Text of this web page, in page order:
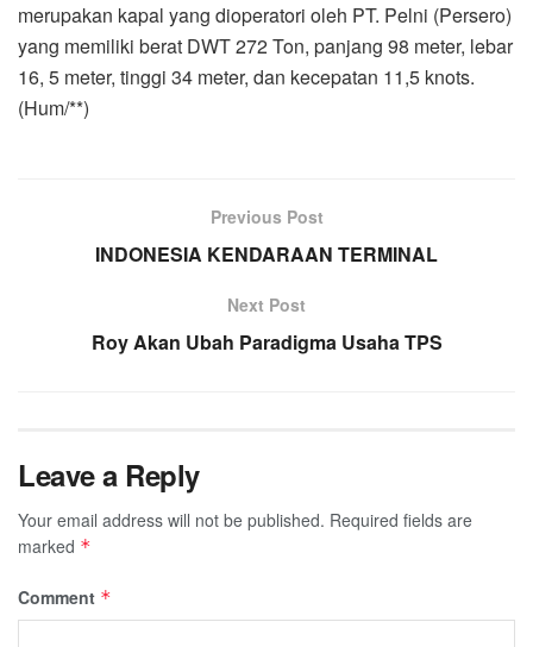
merupakan kapal yang dioperatori oleh PT. Pelni (Persero)
yang memiliki berat DWT 272 Ton, panjang 98 meter, lebar
16, 5 meter, tinggi 34 meter, dan kecepatan 11,5 knots.
(Hum/**)
Previous Post
INDONESIA KENDARAAN TERMINAL
Next Post
Roy Akan Ubah Paradigma Usaha TPS
Leave a Reply
Your email address will not be published. Required fields are
marked *
Comment *